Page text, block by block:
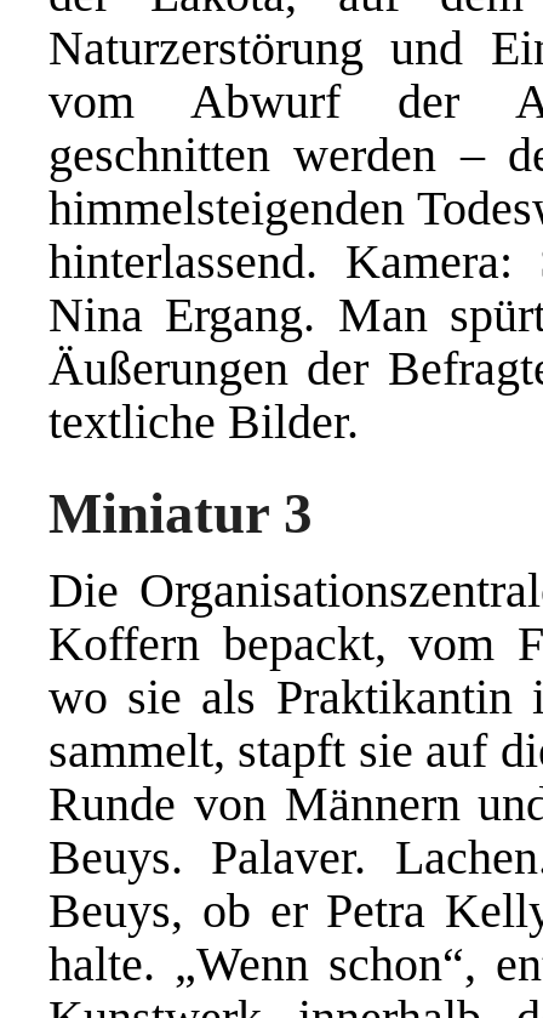
Naturzerstörung und
vom Abwurf der
geschnitten werden –
himmelsteigenden
hinterlassend.
Nina Ergang. Man
Äußerungen der
textliche Bilder.
Miniatur 3
Die
Koffern bepackt, vom
wo sie als Praktikantin
sammelt, stapft sie auf
Runde von Männern
Beuys. Palaver.
Beuys, ob er Petra
halte. „Wenn schon“,